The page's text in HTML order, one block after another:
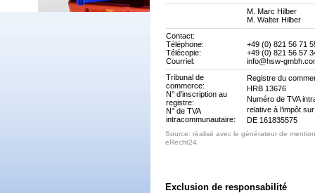
M. Marc Hilber
M. Walter Hilber
Contact:
Téléphone:
Télécopie:
Courriel:
+49 (0) 821 56 71
+49 (0) 821 56 57
info@hsw-
Tribunal de
commerce:
N° d’inscription au
registre:
N° de TVA
intracommunautaire:
Registre du
HRB 13676
Numéro de TVA
relative à l’impôt
DE 161835575
Source: réalisé avec le générateur de
eRecht24.
Exclusion de responsabilité